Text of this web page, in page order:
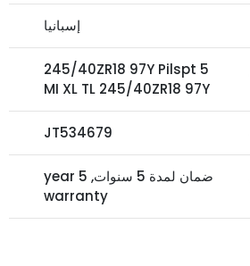
إسبانيا
245/40ZR18 97Y Pilspt 5
MI XL TL 245/40ZR18 97Y
JT534679
ضمان لمدة 5 سنوات, 5 year
warranty